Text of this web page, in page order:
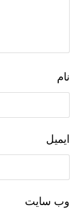
نام
ایمیل
وب‌ سایت